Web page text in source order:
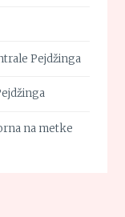
Pejdžinga
na metke